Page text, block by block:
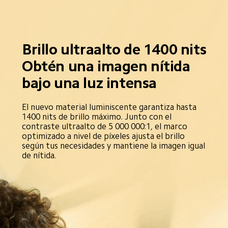
Brillo ultraalto de 1400 nits
Obtén una imagen nítida
bajo una luz intensa
El nuevo material luminiscente garantiza hasta
1400 nits de brillo máximo. Junto con el
contraste ultraalto de 5 000 000:1, el marco
optimizado a nivel de píxeles ajusta el brillo
según tus necesidades y mantiene la imagen igual
de nítida.